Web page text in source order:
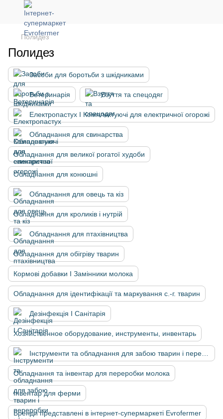
Полидез
Полидез
Засоби для боротьби з шкідниками
Ветеринарія Взуття та спецодяг
Електропастух І Комплектуючі для електричної огорожі
Обладнання для свинарства
Обладнання для великої рогатої худоби
Обладнання для конюшні
Обладнання для овець та кіз
Обладнання для кроликів і нутрій
Обладнання для птахівництва
Обладнання для обігріву тварин
Кормові добавки І Замінники молока
Обладнання для ідентифікації та маркування с.-г. тварин
Дезінфекція І Санітарія
Хозяйственное оборудование, инструменты, инвентарь
Обладнання та інвентар для переробки молока
Інвентар для ферми
Бренди представлені в інтернет-супермаркеті Evrofermer